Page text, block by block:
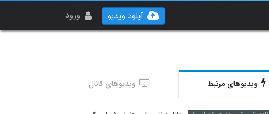
ورود آپلود ویدیو
ویدیوهای مرتبط ویدیوهای کانال